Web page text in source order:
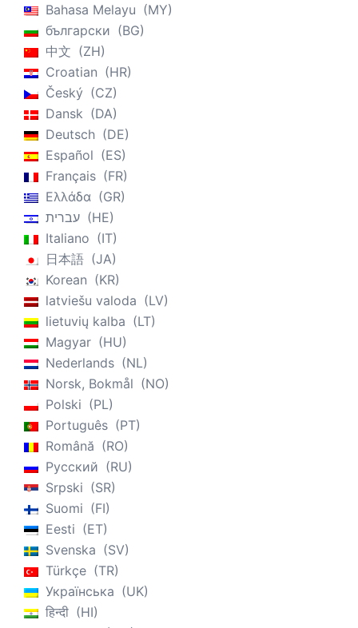
Bahasa Melayu
MY
български
BG
中文
ZH
Croatian
HR
Český
CZ
Dansk
DA
Deutsch
DE
Español
ES
Français
FR
Ελλάδα
GR
עברית
HE
Italiano
IT
日本語
JA
Korean
KR
latviešu valoda
LV
lietuvių kalba
LT
Magyar
HU
Nederlands
NL
Norsk, Bokmål
NO
Polski
PL
Português
PT
Română
RO
Русский
RU
Srpski
SR
Suomi
FI
Eesti
ET
Svenska
SV
Türkçe
TR
Українська
UK
हिन्दी
HI